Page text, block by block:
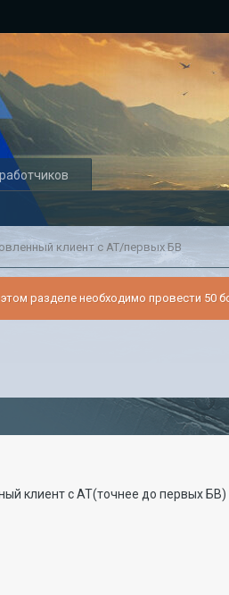
клиент с АТ/первых БВ
разделе необходимо провести 50
клиент с АТ(точнее до первых